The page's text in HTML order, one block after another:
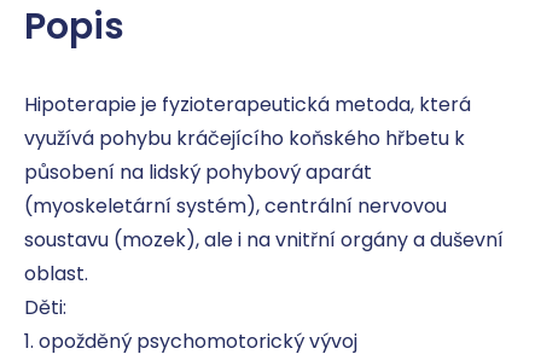
Popis
Hipoterapie je fyzioterapeutická metoda, která
využívá pohybu kráčejícího koňského hřbetu k
působení na lidský pohybový aparát
(myoskeletární systém), centrální nervovou
soustavu (mozek), ale i na vnitřní orgány a duševní
oblast.
Děti:
1. opožděný psychomotorický vývoj